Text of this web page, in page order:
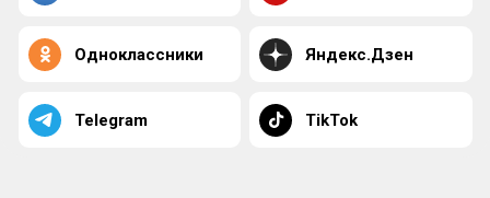
Одноклассники Яндекс.Дзен
Telegram TikTok